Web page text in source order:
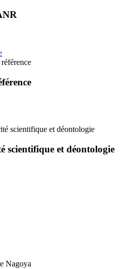
scientifique et déontologie
scientifique et déontologie
Nagoya